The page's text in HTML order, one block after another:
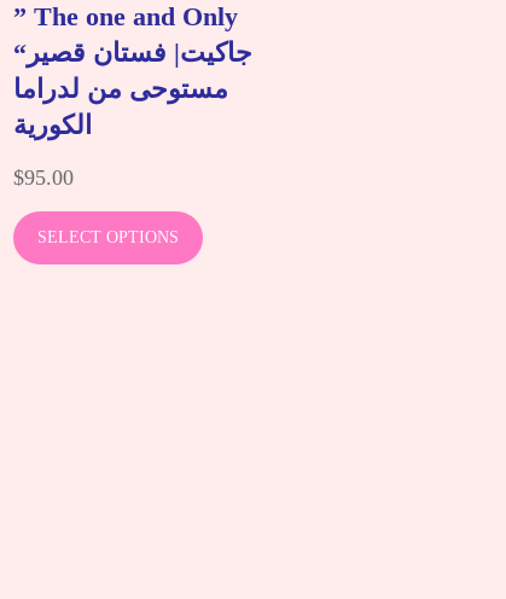
” The one and Only
“جاكيت| فستان قصير
مستوحى من لدراما
الكورية
$95.00
SELECT OPTIONS